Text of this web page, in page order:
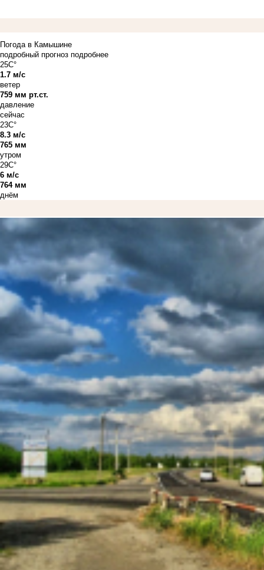
Погода в Камышине
подробный прогноз подробнее
25C°
1.7 м/с
ветер
759 мм рт.ст.
давление
сейчас
23C°
8.3 м/с
765 мм
утром
29C°
6 м/с
764 мм
днём